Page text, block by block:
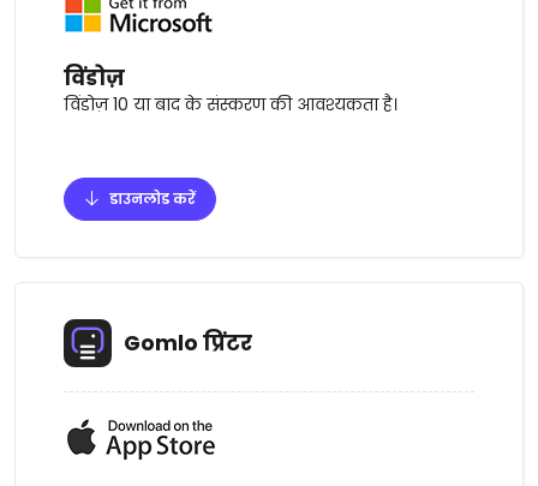
विंडोज़
विंडोज़ 10 या बाद के संस्करण की आवश्यकता है।
डाउनलोड करें
Gomlo प्रिंटर